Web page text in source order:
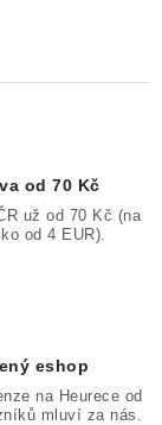
od 70 Kč
už od 70 Kč (na
od 4 EUR).
eshop
na Heurece od
mluví za nás.